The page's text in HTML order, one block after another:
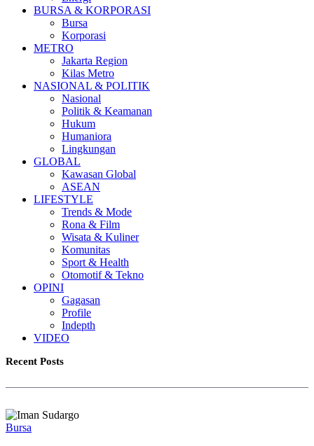
BURSA & KORPORASI
Bursa
Korporasi
METRO
Jakarta Region
Kilas Metro
NASIONAL & POLITIK
Nasional
Politik & Keamanan
Hukum
Humaniora
Lingkungan
GLOBAL
Kawasan Global
ASEAN
LIFESTYLE
Trends & Mode
Rona & Film
Wisata & Kuliner
Komunitas
Sport & Health
Otomotif & Tekno
OPINI
Gagasan
Profile
Indepth
VIDEO
Recent Posts
Bursa